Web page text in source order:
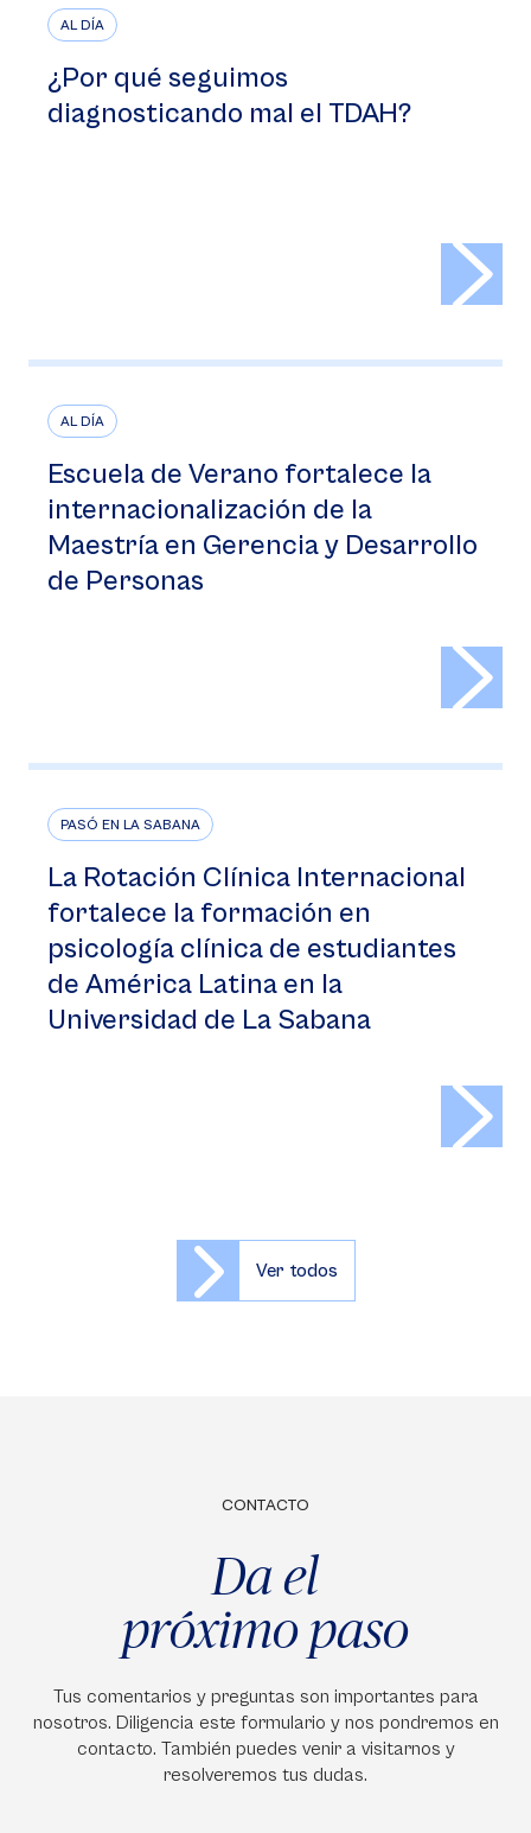
AL DÍA
¿Por qué seguimos
diagnosticando mal el TDAH?
AL DÍA
Escuela de Verano fortalece la
internacionalización de la
Maestría en Gerencia y Desarrollo
de Personas
PASÓ EN LA SABANA
La Rotación Clínica Internacional
fortalece la formación en
psicología clínica de estudiantes
de América Latina en la
Universidad de La Sabana
Ver todos
CONTACTO
Da el
próximo paso
Tus comentarios y preguntas son importantes para
nosotros. Diligencia este formulario y nos pondremos en
contacto. También puedes venir a visitarnos y
resolveremos tus dudas.